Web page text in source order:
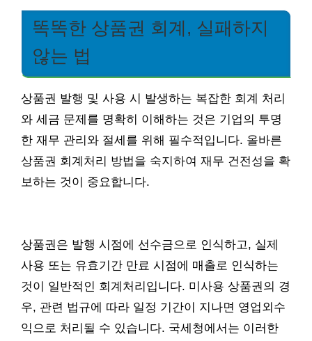
똑똑한 상품권 회계, 실패하지
않는 법
상품권 발행 및 사용 시 발생하는 복잡한 회계 처리
와 세금 문제를 명확히 이해하는 것은 기업의 투명
한 재무 관리와 절세를 위해 필수적입니다. 올바른
상품권 회계처리 방법을 숙지하여 재무 건전성을 확
보하는 것이 중요합니다.
상품권은 발행 시점에 선수금으로 인식하고, 실제
사용 또는 유효기간 만료 시점에 매출로 인식하는
것이 일반적인 회계처리입니다. 미사용 상품권의 경
우, 관련 법규에 따라 일정 기간이 지나면 영업외수
익으로 처리될 수 있습니다. 국세청에서는 이러한